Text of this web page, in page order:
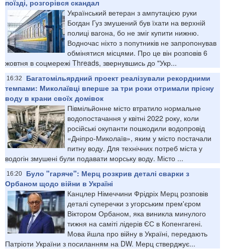
поїзді, розгорівся скандал
Український ветеран з ампутацією руки
Богдан Гуз змушений був їхати на верхній
полиці вагона, бо не зміг купити нижню.
Водночас ніхто з попутників не запропонував
обмінятися місцями. Про це він розповів 6
жовтня в соцмережі Threads, звернувшись до "Укр...
16:32
Багатомільярдний проект реалізували рекордними
темпами: Миколаївці вперше за три роки отримали прісну
воду в крани своїх домівок
Півмільйонне місто втратило нормальне
водопостачання у квітні 2022 року, коли
російські окупанти пошкодили водопровід
«Дніпро-Миколаїв», яким у місто постачали
питну воду. Для технічних потреб міста у
водогін змушені були подавати морську воду. Місто ...
16:20
Було "гаряче": Мерц розкрив деталі сварки з
Орбаном щодо війни в Україні
Канцлер Німеччини Фрідріх Мерц розповів
деталі суперечки з угорським прем'єром
Віктором Орбаном, яка виникла минулого
тижня на саміті лідерів ЄС в Копенгагені.
Мова йшла про війну в Україні, передають
Патріоти України з посиланням на DW. Мерц стверджує...